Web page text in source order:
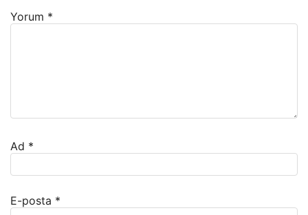
Yorum *
Ad *
E-posta *